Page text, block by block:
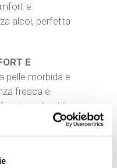
e
alcol, perfetta
E
pelle morbida e
fresca e
e lo stile
cura personale